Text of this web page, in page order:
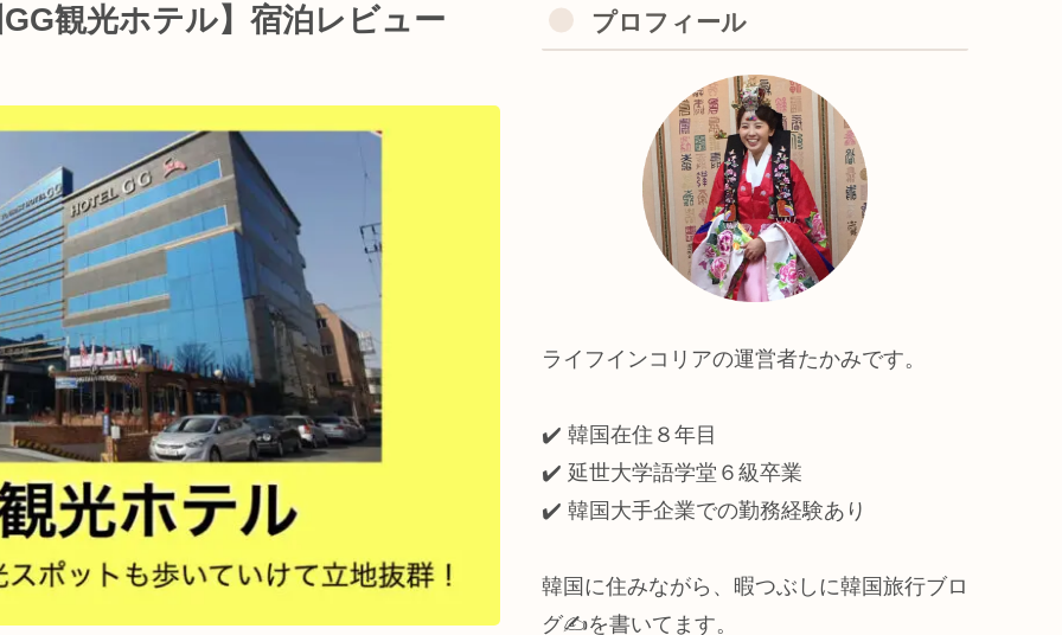
観光ホテル】宿泊レビュー プロフィール
ライフインコリアの運営者たかみです。
✔️ 韓国在住８年目
✔️ 延世大学語学堂６級卒業
✔️ 韓国大手企業での勤務経験あり
韓国に住みながら、暇つぶしに韓国旅行ブロ
グ✍️を書いてます。